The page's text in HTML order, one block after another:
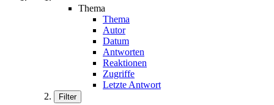
Thema
Thema
Autor
Datum
Antworten
Reaktionen
Zugriffe
Letzte Antwort
Filter